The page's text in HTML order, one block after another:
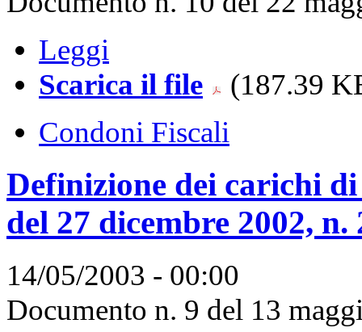
Leggi
Scarica il file
(187.39
Condoni Fiscali
Definizione dei carichi
del 27 dicembre 2002, n.
14/05/2003 - 00:00
Documento n. 9 del 13